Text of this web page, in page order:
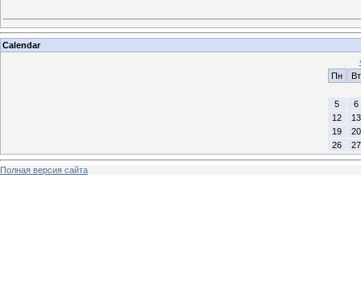
Calendar
Пн
Вт
5
6
12
13
19
20
26
27
Полная версия сайта